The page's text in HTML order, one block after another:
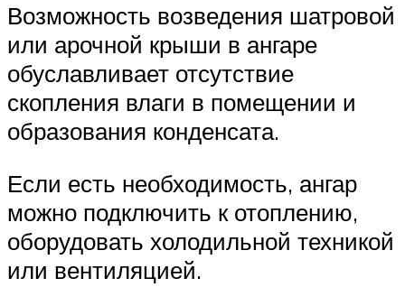
Возможность возведения шатровой
или арочной крыши в ангаре
обуславливает отсутствие
скопления влаги в помещении и
образования конденсата.
Если есть необходимость, ангар
можно подключить к отоплению,
оборудовать холодильной техникой
или вентиляцией.